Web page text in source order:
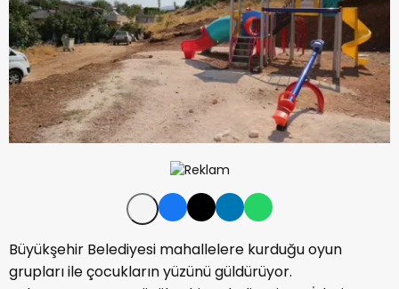
Büyükşehir Belediyesi mahallelere kurduğu oyun
grupları ile çocukların yüzünü güldürüyor.